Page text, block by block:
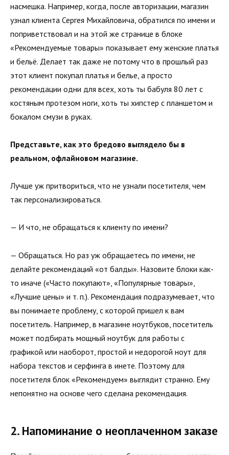
насмешка. Например, когда, после авторизации, магазин
узнал клиента Сергея Михайловича, обратился по имени и
поприветствовал и на этой же странице в блоке
«Рекомендуемые товары» показывает ему женские платья
и бельё. Делает так даже не потому что в прошлый раз
этот клиент покупал платья и белье, а просто
рекомендации одни для всех, хоть ты бабуля 80 лет с
костяным протезом ноги, хоть ты хипстер с планшетом и
бокалом смузи в руках.
Представьте, как это бредово выглядело бы в
реальном, офлайновом магазине.
Лучше уж притвориться, что не узнали посетителя, чем
так персонализироваться.
— И что, не обращаться к клиенту по имени?
— Обращаться. Но раз уж обращаетесь по имени, не
делайте рекомендаций «от балды». Назовите блоки как-
то иначе («Часто покупают», «Популярные товары»,
«Лучшие цены» и т. п.). Рекомендация подразумевает, что
вы понимаете проблему, с которой пришел к вам
посетитель. Например, в магазине ноутбуков, посетитель
может подбирать мощный ноутбук для работы с
графикой или наоборот, простой и недорогой ноут для
набора текстов и серфинга в инете. Поэтому для
посетителя блок «Рекомендуем» выглядит странно. Ему
непонятно на основе чего сделана рекомендация.
2. Напоминание о неоплаченном заказе